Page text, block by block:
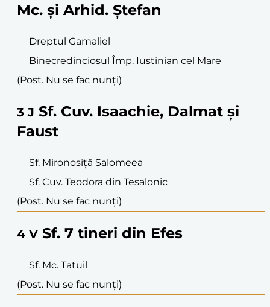
Mc. și Arhid. Ștefan
Dreptul Gamaliel
Binecredinciosul Împ. Iustinian cel Mare
(Post. Nu se fac nunți)
3 J Sf. Cuv. Isaachie, Dalmat și
Faust
Sf. Mironosiță Salomeea
Sf. Cuv. Teodora din Tesalonic
(Post. Nu se fac nunți)
4 V Sf. 7 tineri din Efes
Sf. Mc. Tatuil
(Post. Nu se fac nunți)